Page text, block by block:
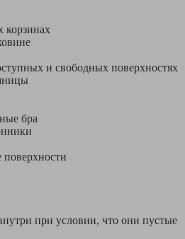
корзинах
и свободных поверхностях
бра
поверхности
при условии, что они пустые